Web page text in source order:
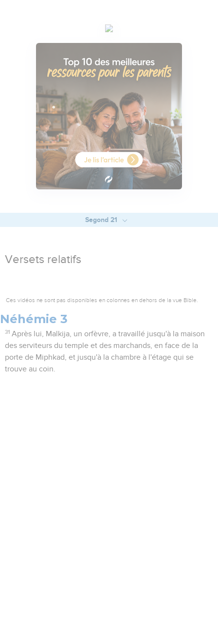
Segond 21
Versets relatifs
Ces vidéos ne sont pas disponibles en colonnes en dehors de la vue Bible.
Néhémie 3
31 Après lui, Malkija, un orfèvre, a travaillé jusqu'à la maison
des serviteurs du temple et des marchands, en face de la
porte de Miphkad, et jusqu'à la chambre à l'étage qui se
trouve au coin.